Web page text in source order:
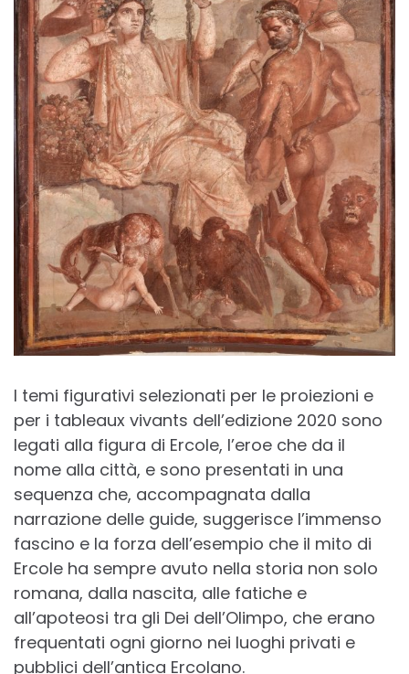
I temi figurativi selezionati per le proiezioni e
per i tableaux vivants dell’edizione 2020 sono
legati alla figura di Ercole, l’eroe che da il
nome alla città, e sono presentati in una
sequenza che, accompagnata dalla
narrazione delle guide, suggerisce l’immenso
fascino e la forza dell’esempio che il mito di
Ercole ha sempre avuto nella storia non solo
romana, dalla nascita, alle fatiche e
all’apoteosi tra gli Dei dell’Olimpo, che erano
frequentati ogni giorno nei luoghi privati e
pubblici dell’antica Ercolano.